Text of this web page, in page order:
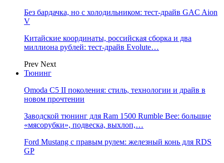
Без бардачка, но с холодильником: тест-драйв GAC Aion
V
Китайские координаты, российская сборка и два
миллиона рублей: тест-драйв Evolute…
Prev Next
Тюнинг
Omoda C5 II поколения: стиль, технологии и драйв в
новом прочтении
Заводской тюнинг для Ram 1500 Rumble Bee: большие
«мясорубки», подвеска, выхлоп,…
Ford Mustang с правым рулем: железный конь для RDS
GP